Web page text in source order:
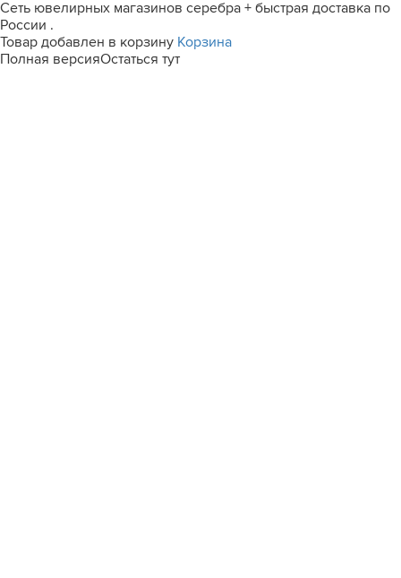
Сеть ювелирных магазинов серебра + быстрая доставка по
России .
Товар добавлен в корзину Корзина
Полная версияОстаться тут